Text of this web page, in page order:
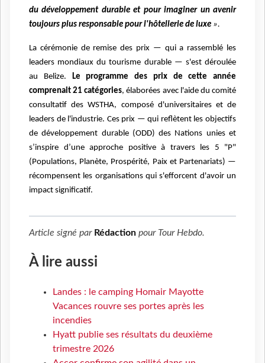
du développement durable et pour imaginer un avenir
toujours plus responsable pour l'hôtellerie de luxe ».
La cérémonie de remise des prix — qui a rassemblé les
leaders mondiaux du tourisme durable — s'est déroulée
au Belize. Le programme des prix de cette année
comprenait 21 catégories,élaborées avec l'aide du comité
consultatif des WSTHA, composé d'universitaires et de
leaders de l'industrie. Ces prix — qui reflètent les objectifs
de développement durable (ODD) des Nations unies et
s’inspire d’une approche positive à travers les 5 "P"
(Populations, Planète, Prospérité, Paix et Partenariats) —
récompensent les organisations qui s'efforcent d'avoir un
impact significatif.
Article signé par Rédaction pour Tour Hebdo.
À lire aussi
Landes : le camping Homair Mayotte
Vacances rouvre ses portes après les
incendies
Hyatt publie ses résultats du deuxième
trimestre 2026